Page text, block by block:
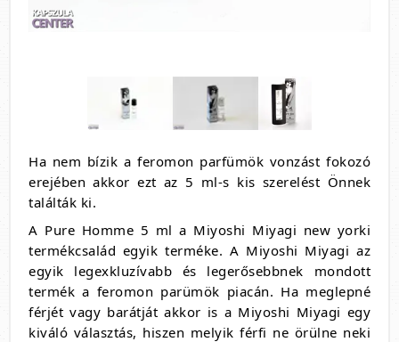
Ha nem bízik a feromon parfümök vonzást fokozó
erejében akkor ezt az 5 ml-s kis szerelést Önnek
találták ki.
A Pure Homme 5 ml a Miyoshi Miyagi new yorki
termékcsalád egyik terméke. A Miyoshi Miyagi az
egyik legexkluzívabb és legerősebbnek mondott
termék a feromon parümök piacán. Ha meglepné
férjét vagy barátját akkor is a Miyoshi Miyagi egy
kiváló választás, hiszen melyik férfi ne örülne neki